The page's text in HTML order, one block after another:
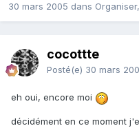
30 mars 2005 dans
cocottte
Posté(e) 30 mars
eh oui, encore moi
décidément en ce moment